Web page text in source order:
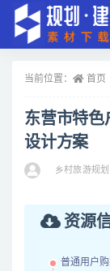
当前位置： 首页
东营市特色
设计方案
乡村旅游规划
资源
普通用户购
全部